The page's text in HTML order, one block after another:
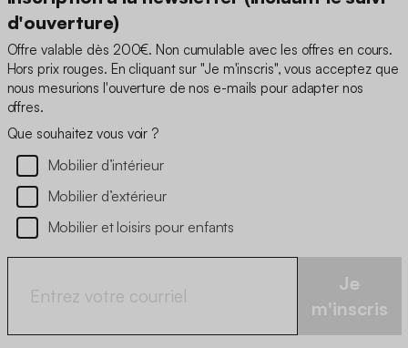
d'ouverture)
Offre valable dès 200€. Non cumulable avec les offres en cours.
Hors prix rouges. En cliquant sur "Je m'inscris", vous acceptez que
nous mesurions l'ouverture de nos e-mails pour adapter nos
offres.
Que souhaitez vous voir ?
Mobilier d’intérieur
Mobilier d’extérieur
Mobilier et loisirs pour enfants
Je
m'inscris